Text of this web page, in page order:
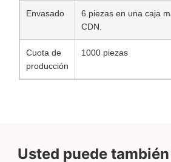
Envasado
6 piezas en una caja
CDN.
Cuota de
producción
1000 piezas
Usted puede